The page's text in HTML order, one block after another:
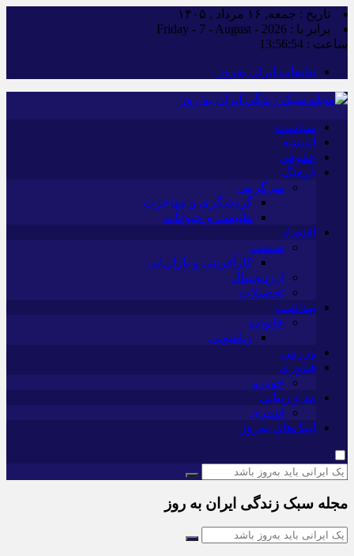
تاریخ : جمعه, ۱۶ مرداد , ۱۴۰۵
برابر با : Friday - 7 - August - 2026
ساعت : 13:56:54
تبلیغات ایران به‌روز
سیاست
اندیشه
حقوقی
فرهنگ
سرگرمی
گردشگری و مهاجرت
طبیعت و حیوانات
اقتصاد
صنعت
کارآفرینی و بازاریابی
ارزدیجیتال
تحصیلات
بهداشت
خانواده
زناشویی
ورزش
فناوری
خودرو
مد و زیبایی
آشپزی
لینک‌های به‌روز
مجله سبک زندگی ایران به روز